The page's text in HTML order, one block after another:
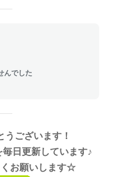
んでした
うございます！
日更新しています♪
くお願いします☆